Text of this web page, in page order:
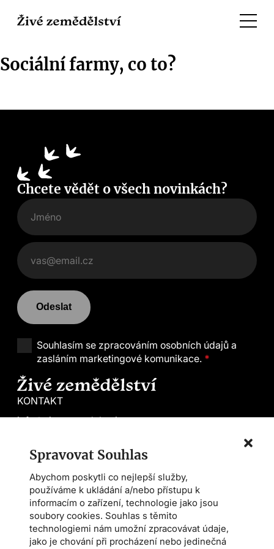
Spravovat Souhlas
Abychom poskytli co nejlepší služby,
používáme k ukládání a/nebo přístupu k
informacím o zařízení, technologie jako jsou
soubory cookies. Souhlas s těmito
technologiemi nám umožní zpracovávat údaje,
jako je chování při procházení nebo jedinečná
Sociální farmy, co to?
KONTAKT
info@zivezemedelstvi.cz
Demeter CS
Farmářská škola
Asociace AMPI
Magazín
Chcete vědět o všech novinkách?
Odeslat
Souhlasím se zpracováním osobních údajů a
zasláním marketingové komunikace. *